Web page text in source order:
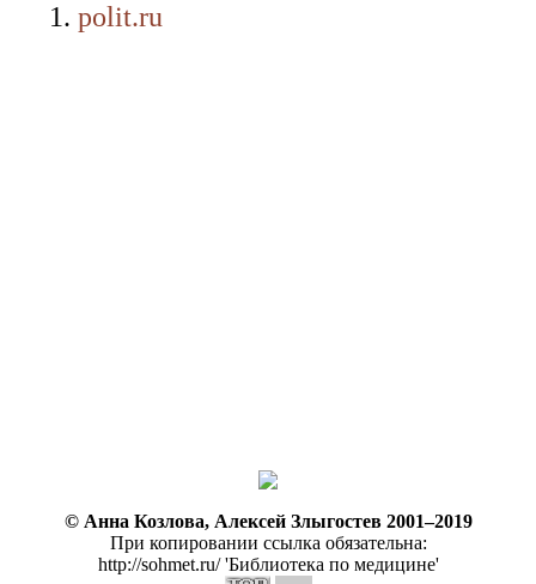
polit.ru
© Анна Козлова, Алексей Злыгостев 2001–2019
При копировании ссылка обязательна:
http://sohmet.ru/ 'Библиотека по медицине'